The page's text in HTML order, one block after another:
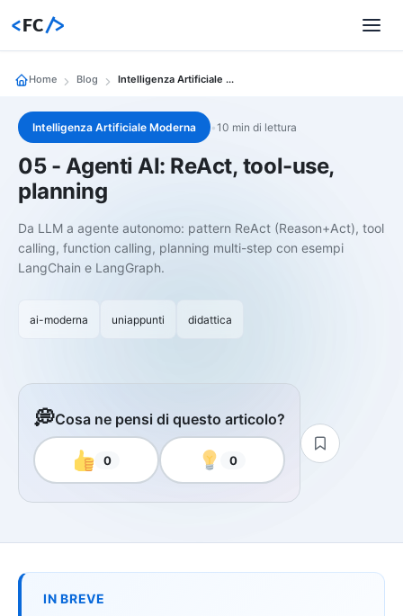
<FC/>
Home Blog Intelligenza Artificiale Moderna 05 Agenti Ai React Tool Use Planning
Intelligenza Artificiale Moderna •10 min di lettura
05 - Agenti AI: ReAct, tool-use,
planning
Da LLM a agente autonomo: pattern ReAct (Reason+Act), tool
calling, function calling, planning multi-step con esempi
LangChain e LangGraph.
ai-moderna uniappunti didattica
💭Cosa ne pensi di questo articolo?
0 0
IN BREVE